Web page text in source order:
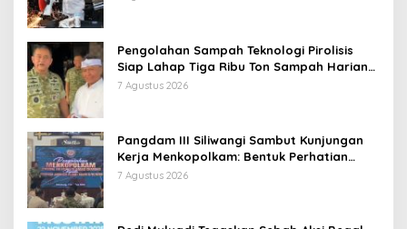
Pengolahan Sampah Teknologi Pirolisis
Siap Lahap Tiga Ribu Ton Sampah Harian
Jawa Barat
7 Agustus 2026
Pangdam III Siliwangi Sambut Kunjungan
Kerja Menkopolkam: Bentuk Perhatian
Pemerintah
7 Agustus 2026